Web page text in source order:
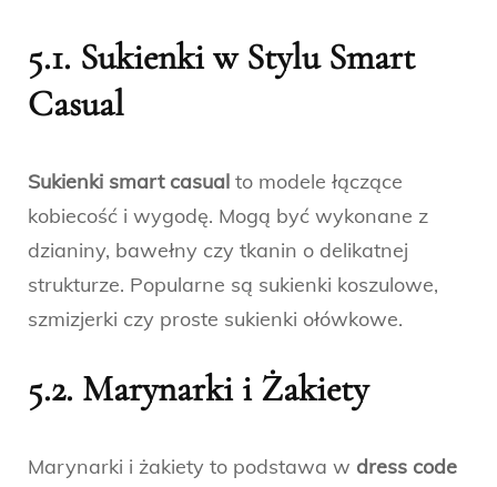
5.1. Sukienki w Stylu Smart
Casual
Sukienki smart casual to modele łączące
kobiecość i wygodę. Mogą być wykonane z
dzianiny, bawełny czy tkanin o delikatnej
strukturze. Popularne są sukienki koszulowe,
szmizjerki czy proste sukienki ołówkowe.
5.2. Marynarki i Żakiety
Marynarki i żakiety to podstawa w dress code